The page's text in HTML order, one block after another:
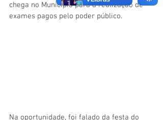
chega no Município para a realização de
exames pagos pelo poder público.
Na oportunidade, foi falado da festa do